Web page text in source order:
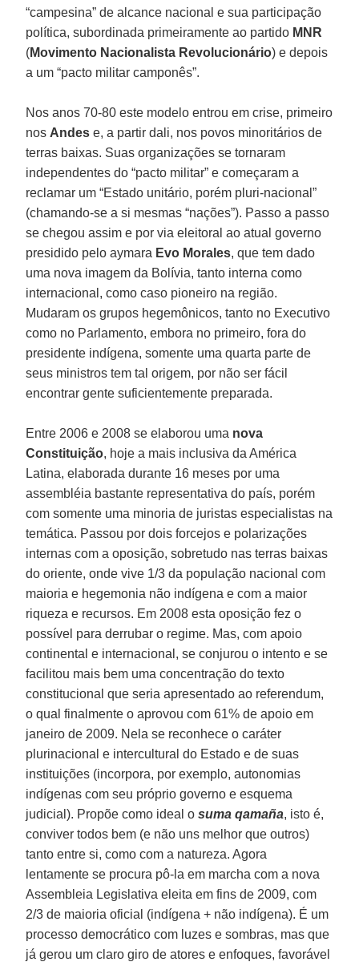
“campesina” de alcance nacional e sua participação
política, subordinada primeiramente ao partido MNR
(Movimento Nacionalista Revolucionário) e depois
a um “pacto militar camponês”.
Nos anos 70-80 este modelo entrou em crise, primeiro
nos Andes e, a partir dali, nos povos minoritários de
terras baixas. Suas organizações se tornaram
independentes do “pacto militar” e começaram a
reclamar um “Estado unitário, porém pluri-nacional”
(chamando-se a si mesmas “nações”). Passo a passo
se chegou assim e por via eleitoral ao atual governo
presidido pelo aymara Evo Morales, que tem dado
uma nova imagem da Bolívia, tanto interna como
internacional, como caso pioneiro na região.
Mudaram os grupos hegemônicos, tanto no Executivo
como no Parlamento, embora no primeiro, fora do
presidente indígena, somente uma quarta parte de
seus ministros tem tal origem, por não ser fácil
encontrar gente suficientemente preparada.
Entre 2006 e 2008 se elaborou uma nova
Constituição, hoje a mais inclusiva da América
Latina, elaborada durante 16 meses por uma
assembléia bastante representativa do país, porém
com somente uma minoria de juristas especialistas na
temática. Passou por dois forcejos e polarizações
internas com a oposição, sobretudo nas terras baixas
do oriente, onde vive 1/3 da população nacional com
maioria e hegemonia não indígena e com a maior
riqueza e recursos. Em 2008 esta oposição fez o
possível para derrubar o regime. Mas, com apoio
continental e internacional, se conjurou o intento e se
facilitou mais bem uma concentração do texto
constitucional que seria apresentado ao referendum,
o qual finalmente o aprovou com 61% de apoio em
janeiro de 2009. Nela se reconhece o caráter
plurinacional e intercultural do Estado e de suas
instituições (incorpora, por exemplo, autonomias
indígenas com seu próprio governo e esquema
judicial). Propõe como ideal osuma qamaña, isto é,
conviver todos bem (e não uns melhor que outros)
tanto entre si, como com a natureza. Agora
lentamente se procura pô-la em marcha com a nova
Assembleia Legislativa eleita em fins de 2009, com
2/3 de maioria oficial (indígena + não indígena). É um
processo democrático com luzes e sombras, mas que
já gerou um claro giro de atores e enfoques, favorável